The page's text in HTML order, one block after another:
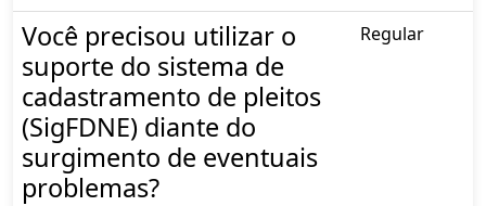
Você precisou utilizar o
suporte do sistema de
cadastramento de pleitos
(SigFDNE) diante do
surgimento de eventuais
problemas?
Regular